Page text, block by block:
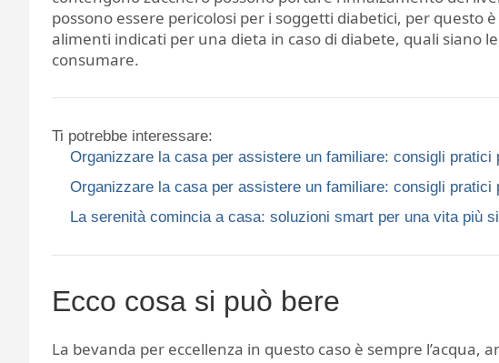
possono essere pericolosi per i soggetti diabetici, per questo
alimenti indicati per una dieta in caso di diabete, quali siano
consumare.
Ti potrebbe interessare:
Organizzare la casa per assistere un familiare: consigli pratici
Organizzare la casa per assistere un familiare: consigli pratici
La serenità comincia a casa: soluzioni smart per una vita più
Ecco cosa si può bere
La bevanda per eccellenza in questo caso è sempre l’acqua,